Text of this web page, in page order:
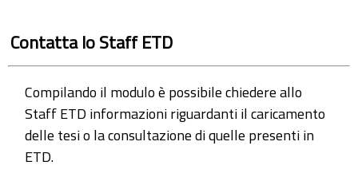
Contatta lo Staff ETD
Compilando il modulo è possibile chiedere allo
Staff ETD informazioni riguardanti il caricamento
delle tesi o la consultazione di quelle presenti in
ETD.